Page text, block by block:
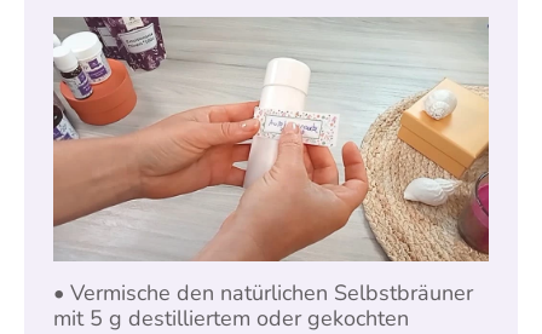
• Vermische den natürlichen Selbstbräuner
mit 5 g destilliertem oder gekochten